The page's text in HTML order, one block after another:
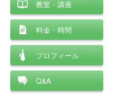
教室・講座
料金・時間
プロフィール
Q&A